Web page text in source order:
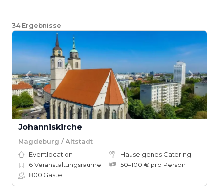
34 Ergebnisse
Johanniskirche
Magdeburg / Altstadt
Eventlocation
Hauseigenes Catering
6Veranstaltungsräume
50–100 € pro Person
800 Gäste